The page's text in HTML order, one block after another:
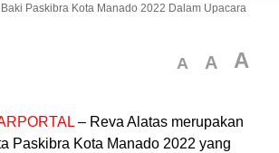
Paskibra Kota Manado 2022 Dalam Upacara
A A A
– Reva Alatas merupakan
Paskibra Kota Manado 2022 yang